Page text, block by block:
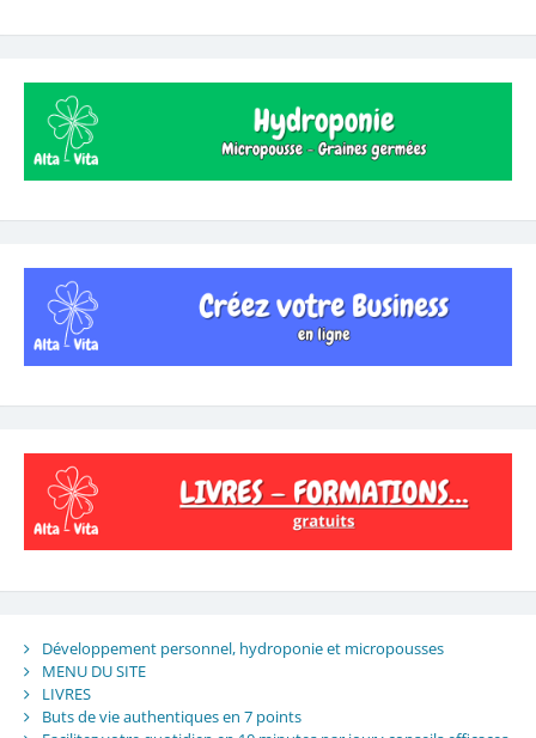
Développement personnel, hydroponie et micropousses
MENU DU SITE
LIVRES
Buts de vie authentiques en 7 points